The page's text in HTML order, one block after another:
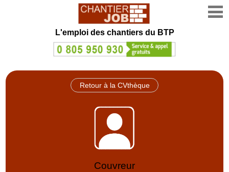
L'emploi des chantiers du BTP
Retour à la CVthèque
Couvreur